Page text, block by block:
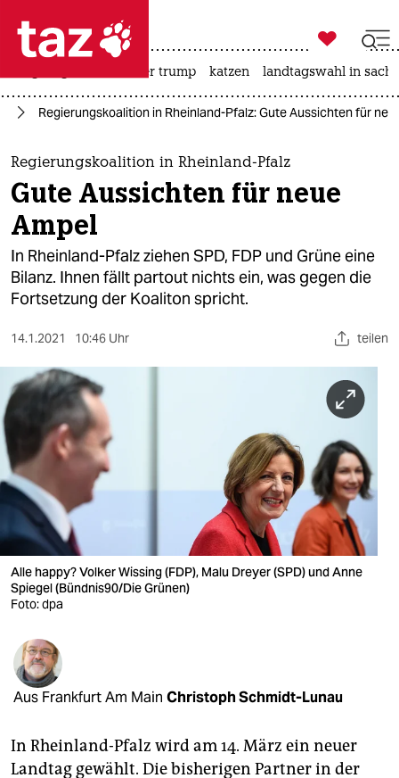
 taz zahl ich
taz zahl ich
themen
politik
öko
gesellschaft
sport
berlin
nord
wahrheit
verlag
verlag
veranstaltungen
fragen & hilfe
unterstützen
genossenschaft

taz zahl ich
usa unter trump katzen landtagswahl in
Regierungskoalition in Rheinland-Pfalz: Gute Aussichten für
Regierungskoalition in Rheinland-Pfalz
Gute Aussichten für neue
Ampel
In Rheinland-Pfalz ziehen SPD, FDP und Grüne eine
Bilanz. Ihnen fällt partout nichts ein, was gegen die
Fortsetzung der Koaliton spricht.
14.1.2021 10:46 Uhr teilen
Alle happy? Volker Wissing (FDP), Malu Dreyer (SPD) und Anne
Spiegel (Bündnis90/Die Grünen)
Foto: dpa
Aus Frankfurt Am Main Christoph Schmidt-Lunau
In Rheinland-Pfalz wird am 14. März ein neuer
Landtag gewählt. Die bisherigen Partner in der